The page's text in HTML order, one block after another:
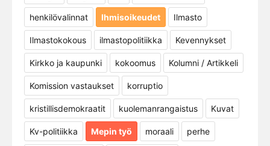
henkilövalinnat Ihmisoikeudet Ilmasto
Ilmastokokous ilmastopolitiikka Kevennykset
Kirkko ja kaupunki kokoomus Kolumni / Artikkeli
Komission vastaukset korruptio
kristillisdemokraatit kuolemanrangaistus Kuvat
Kv-politiikka Mepin työ moraali perhe